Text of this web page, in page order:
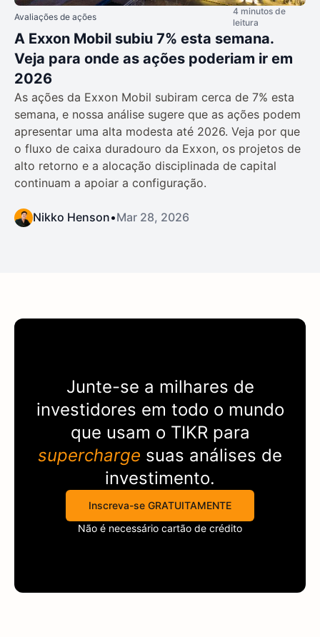
Avaliações de ações
4 minutos de
leitura
A Exxon Mobil subiu 7% esta semana.
Veja para onde as ações poderiam ir em
2026
As ações da Exxon Mobil subiram cerca de 7% esta
semana, e nossa análise sugere que as ações podem
apresentar uma alta modesta até 2026. Veja por que
o fluxo de caixa duradouro da Exxon, os projetos de
alto retorno e a alocação disciplinada de capital
continuam a apoiar a configuração.
Nikko Henson•Mar 28, 2026
Junte-se a milhares de
investidores em todo o mundo
que usam o TIKRpara
supercharge suas análises de
investimento.
Inscreva-se GRATUITAMENTE
Não é necessário cartão de crédito